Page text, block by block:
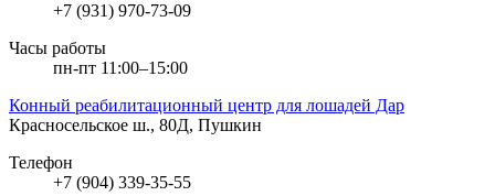
+7 (931) 970-73-09
Часы работы
пн-пт 11:00–15:00
Конный реабилитационный центр для лошадей Дар
Красносельское ш., 80Д, Пушкин
Телефон
+7 (904) 339-35-55